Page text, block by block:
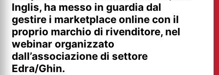
Inglis, ha messo in guardia dal
gestire i marketplace online con il
proprio marchio di rivenditore, nel
webinar organizzato
dall’associazione di settore
Edra/Ghin.